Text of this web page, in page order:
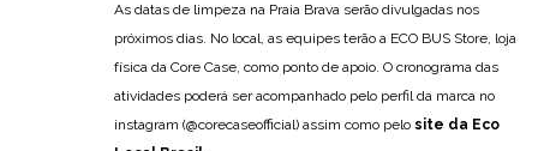
As datas de limpeza na Praia Brava serão divulgadas nos
próximos dias. No local, as equipes terão a ECO BUS Store, loja
física da Core Case, como ponto de apoio. O cronograma das
atividades poderá ser acompanhado pelo perfil da marca no
instagram (@corecaseofficial) assim como pelo site da Eco